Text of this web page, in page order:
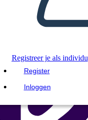
Registreer je als individu
Register
Inloggen